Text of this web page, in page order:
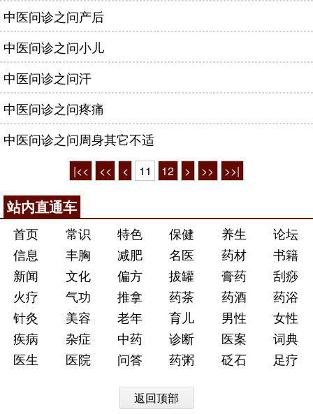
中医问诊之问产后
中医问诊之问小儿
中医问诊之问汗
中医问诊之问疼痛
中医问诊之问周身其它不适
|<< << < 11 12 > >> >>|
站内直通车
首页 常识 特色 保健 养生
论坛
信息
丰胸 减肥 名医 药材
书籍
新闻
文化 偏方 拔罐 膏药
刮痧
火疗
气功 推拿 药茶 药酒
药浴
针灸
美容 老年 育儿 男性
女性
疾病
杂症 中药 诊断 医案
词典
医生
医院 问答 药粥 砭石 足疗
返回顶部